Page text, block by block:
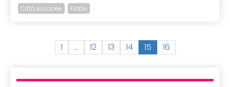
Città europee Fiabe
1 … 12 13 14 15(
c
r
16